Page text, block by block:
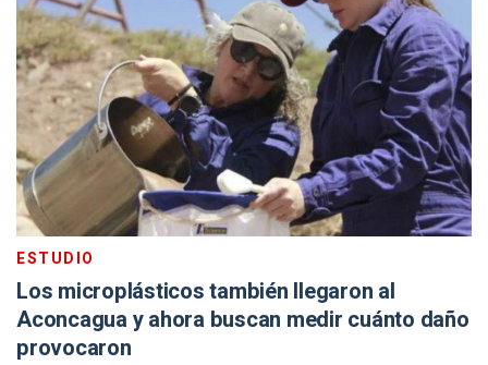
ESTUDIO
Los microplásticos también llegaron al
Aconcagua y ahora buscan medir cuánto daño
provocaron